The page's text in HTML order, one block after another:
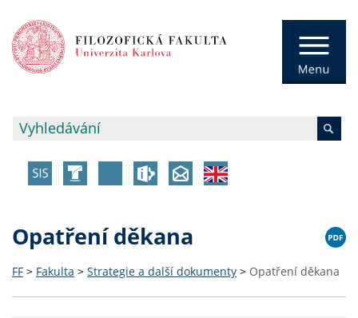
Opatření děkana
FF > Fakulta > Strategie a další dokumenty > Opatření děkana